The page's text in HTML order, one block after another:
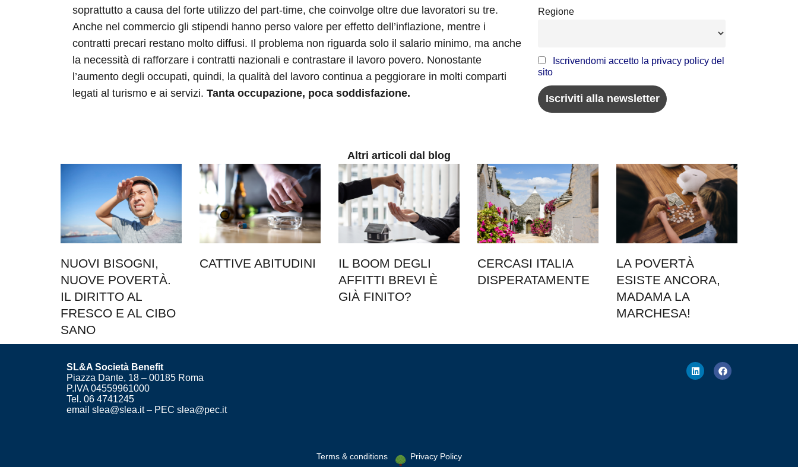
soprattutto a causa del forte utilizzo del part-time, che coinvolge oltre due lavoratori su tre.
Anche nel commercio gli stipendi hanno perso valore per effetto dell’inflazione, mentre i
contratti precari restano molto diffusi. Il problema non riguarda solo il salario minimo, ma anche
la necessità di rafforzare i contratti nazionali e contrastare il lavoro povero. Nonostante
l’aumento degli occupati, quindi, la qualità del lavoro continua a peggiorare in molti comparti
legati al turismo e ai servizi. Tanta occupazione, poca soddisfazione.
Regione
Iscrivendomi accetto la privacy policy del
sito
Altri articoli dal blog
NUOVI BISOGNI,
NUOVE POVERTÀ.
IL DIRITTO AL
FRESCO E AL CIBO
SANO
CATTIVE ABITUDINI
IL BOOM DEGLI
AFFITTI BREVI È
GIÀ FINITO?
CERCASI ITALIA
DISPERATAMENTE
LA POVERTÀ
ESISTE ANCORA,
MADAMA LA
MARCHESA!
SL&A Società Benefit
Piazza Dante, 18 – 00185 Roma
P.IVA 04559961000
Tel. 06 4741245
email slea@slea.it – PEC slea@pec.it
Terms & conditions Privacy Policy